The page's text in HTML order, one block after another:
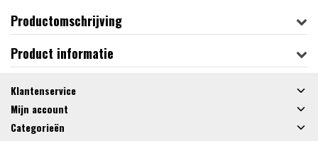
Productomschrijving
Product informatie
Klantenservice
Mijn account
Categorieën